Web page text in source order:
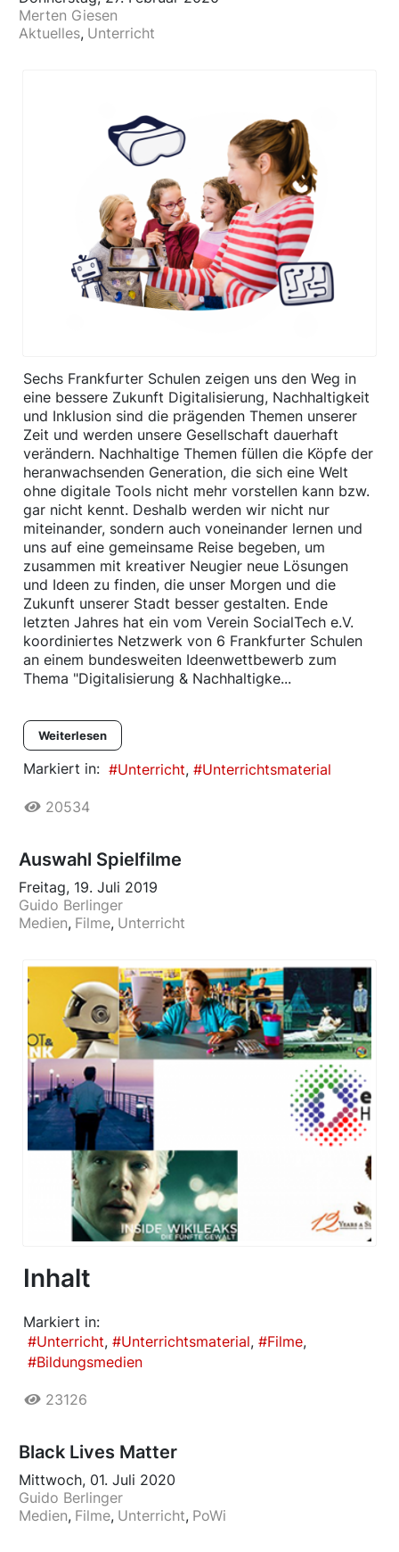
Merten Giesen
Aktuelles Unterricht
Sechs Frankfurter Schulen zeigen uns den Weg in
eine bessere Zukunft Digitalisierung, Nachhaltigkeit
und Inklusion sind die prägenden Themen unserer
Zeit und werden unsere Gesellschaft dauerhaft
verändern. Nachhaltige Themen füllen die Köpfe der
heranwachsenden Generation, die sich eine Welt
ohne digitale Tools nicht mehr vorstellen kann bzw.
gar nicht kennt. Deshalb werden wir nicht nur
miteinander, sondern auch voneinander lernen und
uns auf eine gemeinsame Reise begeben, um
zusammen mit kreativer Neugier neue Lösungen
und Ideen zu finden, die unser Morgen und die
Zukunft unserer Stadt besser gestalten. Ende
letzten Jahres hat ein vom Verein SocialTech e.V.
koordiniertes Netzwerk von 6 Frankfurter Schulen
an einem bundesweiten Ideenwettbewerb zum
Thema "Digitalisierung & Nachhaltigke...
Weiterlesen
Markiert in: Unterricht Unterrichtsmaterial
20534
Auswahl Spielfilme
Freitag, 19. Juli 2019
Guido Berlinger
Medien Filme Unterricht
Inhalt
Markiert in:
Unterricht
Unterrichtsmaterial
Filme
Bildungsmedien
23126
Black Lives Matter
Mittwoch, 01. Juli 2020
Guido Berlinger
Medien Filme Unterricht PoWi